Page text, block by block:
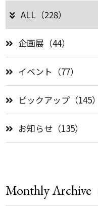
ALL（228）
企画展（44）
イベント（77）
ピックアップ（145）
お知らせ（135）
Monthly Archive